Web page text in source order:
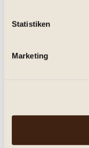
Statistiken
Marketing
mehr
Kunden kauften auch
Kunden haben sich